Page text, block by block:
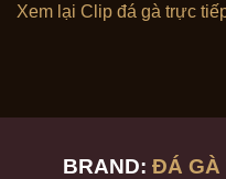
Xem lại Clip đá gà trực
BRAND: ĐÁ GÀ